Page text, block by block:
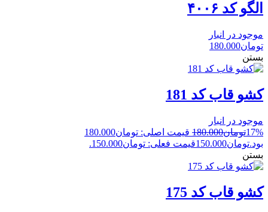
الگو کد ۴۰۰۶
موجود در انبار
تومان180.000
بستن
کشو قاب کد 181
موجود در انبار
17%تومان180.000
قیمت اصلی: تومان180.000
بود.تومان150.000قیمت فعلی: تومان150.000.
بستن
کشو قاب کد 175